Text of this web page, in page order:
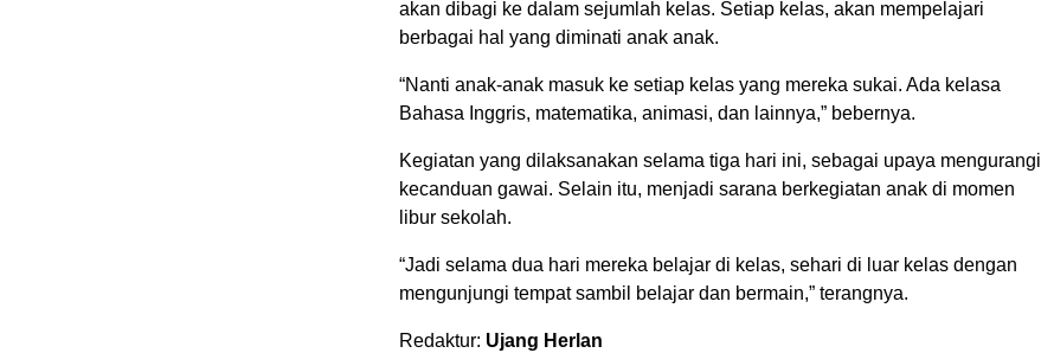
akan dibagi ke dalam sejumlah kelas. Setiap kelas, akan mempelajari
berbagai hal yang diminati anak anak.
“Nanti anak-anak masuk ke setiap kelas yang mereka sukai. Ada kelasa
Bahasa Inggris, matematika, animasi, dan lainnya,” bebernya.
Kegiatan yang dilaksanakan selama tiga hari ini, sebagai upaya mengurangi
kecanduan gawai. Selain itu, menjadi sarana berkegiatan anak di momen
libur sekolah.
“Jadi selama dua hari mereka belajar di kelas, sehari di luar kelas dengan
mengunjungi tempat sambil belajar dan bermain,” terangnya.
Redaktur: Ujang Herlan